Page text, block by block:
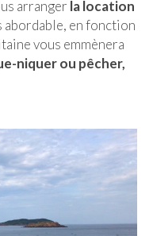
arranger la location
abordable, en fonction
vous emmènera
niquer ou pêcher,